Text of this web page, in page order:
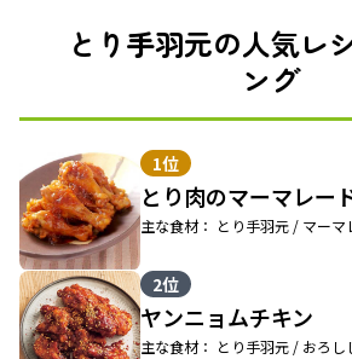
とり手羽元の人気レ
ング
1位
とり肉のマーマレー
主な食材： とり手羽元 / マーマ
2位
ヤンニョムチキン
主な食材： とり手羽元 / おろし